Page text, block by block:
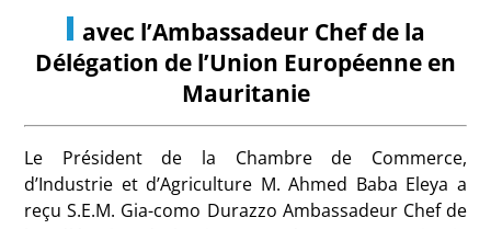
avec l’Ambassadeur Chef de la
Délégation de l’Union Européenne en
Mauritanie
Le Président de la Chambre de Commerce,
d’Industrie et d’Agriculture M. Ahmed Baba Eleya a
reçu S.E.M. Gia-como Durazzo Ambassadeur Chef de